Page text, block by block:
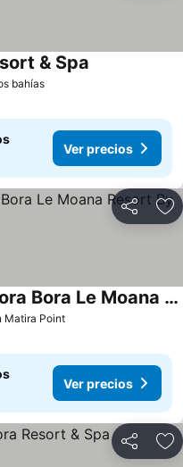
bahías
& Spa
Ver precios
Compartir
Matira Point
Intercontinental Hotels Bora Bora Le Moana Resort By Ihg
Ver precios
Compartir